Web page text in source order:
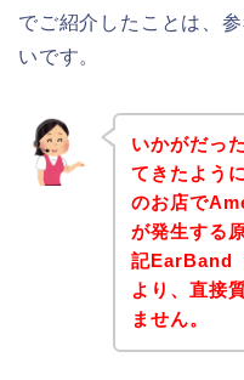
でご紹介したことは、
いです。
いかがだっ
てきたよう
のお店で
が発生する
記EarBand
より、直接
ません。